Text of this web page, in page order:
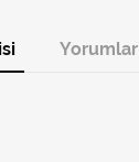
Yorumlar